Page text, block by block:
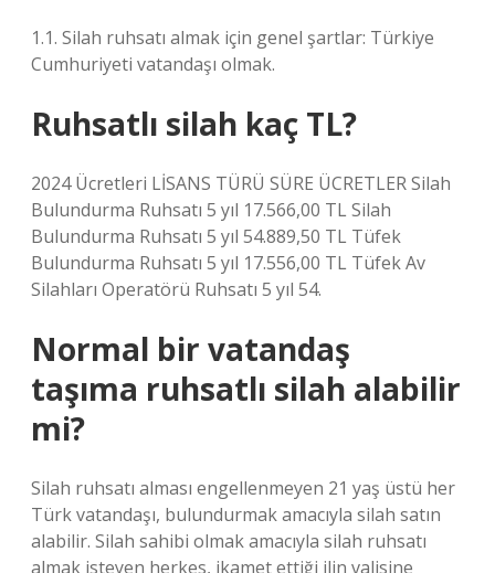
1.1. Silah ruhsatı almak için genel şartlar: Türkiye
Cumhuriyeti vatandaşı olmak.
Ruhsatlı silah kaç TL?
2024 Ücretleri LİSANS TÜRÜ SÜRE ÜCRETLER Silah
Bulundurma Ruhsatı 5 yıl 17.566,00 TL Silah
Bulundurma Ruhsatı 5 yıl 54.889,50 TL Tüfek
Bulundurma Ruhsatı 5 yıl 17.556,00 TL Tüfek Av
Silahları Operatörü Ruhsatı 5 yıl 54.
Normal bir vatandaş
taşıma ruhsatlı silah alabilir
mi?
Silah ruhsatı alması engellenmeyen 21 yaş üstü her
Türk vatandaşı, bulundurmak amacıyla silah satın
alabilir. Silah sahibi olmak amacıyla silah ruhsatı
almak isteyen herkes, ikamet ettiği ilin valisine